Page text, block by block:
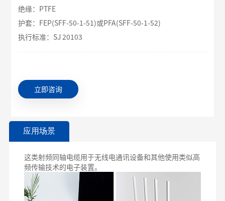
绝缘：PTFE
护套：FEP(SFF-50-1-51)或PFA(SFF-50-1-52)
执行标准：SJ 20103
立即咨询
应用场景
这类射频同轴电缆用于无线电通讯设备和其他使用类似高
频传输技术的电子装置。